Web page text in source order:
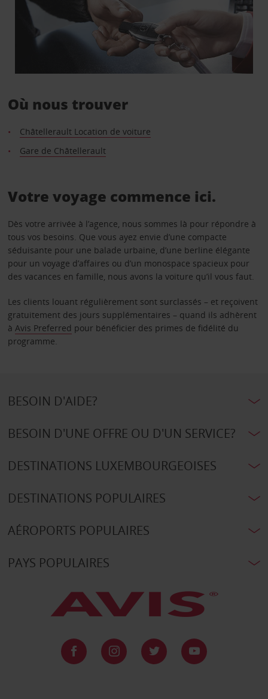
Où nous trouver
Châtellerault Location de voiture
Gare de Châtellerault
Votre voyage commence ici.
Dès votre arrivée à l’agence, nous sommes là pour répondre à
tous vos besoins. Que vous ayez envie d’une compacte
séduisante pour une balade urbaine, d’une berline élégante
pour un voyage d’affaires ou d’un monospace spacieux pour
des vacances en famille, nous avons la voiture qu’il vous faut.
Les clients louant régulièrement sont surclassés – et reçoivent
gratuitement des jours supplémentaires – quand ils adhèrent
à Avis Preferred pour bénéficier des primes de fidélité du
programme.
BESOIN D'AIDE?
BESOIN D'UNE OFFRE OU D'UN SERVICE?
DESTINATIONS LUXEMBOURGEOISES
DESTINATIONS POPULAIRES
AÉROPORTS POPULAIRES
PAYS POPULAIRES